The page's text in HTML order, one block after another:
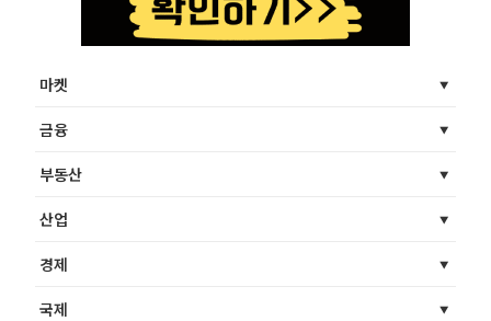
마켓
금융
부동산
산업
경제
국제